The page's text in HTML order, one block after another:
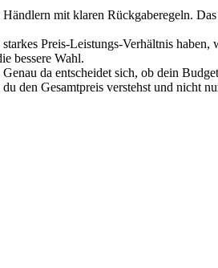
mit klaren Rückgaberegeln.
Preis-Leistungs-Verhältnis
bessere Wahl.
Genau da entscheidet sich, ob dein
den Gesamtpreis verstehst und nicht